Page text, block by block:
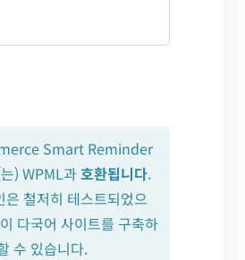
Smart Reminder
) WPML과호환됩니다.
은 철저히 테스트되었으
다국어 사이트를 구축하
수 있습니다.